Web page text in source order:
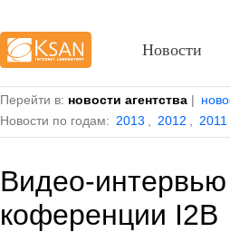
Перейти в: новости агентства |
Новости по годам: 2013 2012 2011
Видео-
коференции I2B
Новости